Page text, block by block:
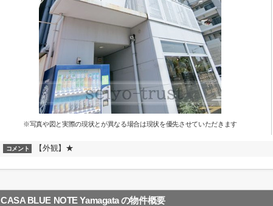
※写真や図と実際の現状とが異なる場合は現状を優先させていただきます
コメント 【外観】★
CASA BLUE NOTE Yamagataの物件概要